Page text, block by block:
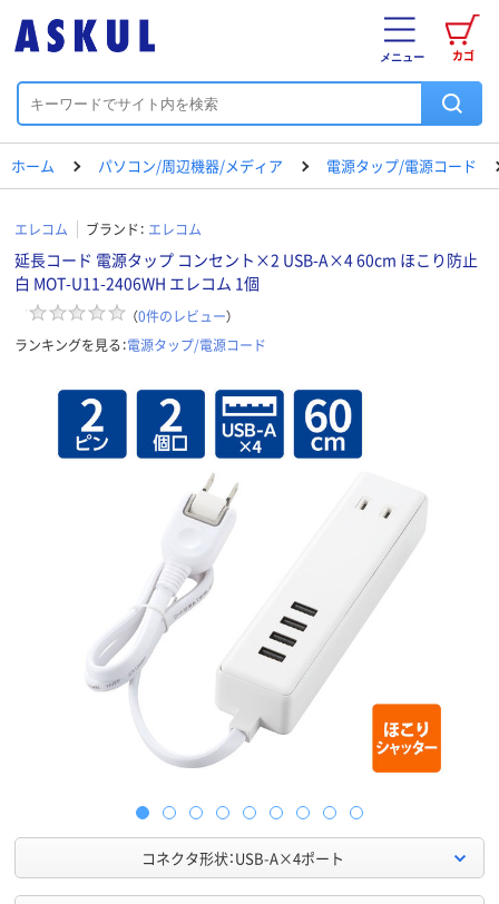
カゴ
メニュー
ホーム パソコン/周辺機器/メディア 電源タップ/電源コード
エレコム ブランド： エレコム
延長コード 電源タップ コンセント×2 USB-A×4 60cm ほこり防止
白 MOT-U11-2406WH エレコム 1個
（0件のレビュー）
ランキングを見る：電源タップ/電源コード
コネクタ形状：USB-A×4ポート